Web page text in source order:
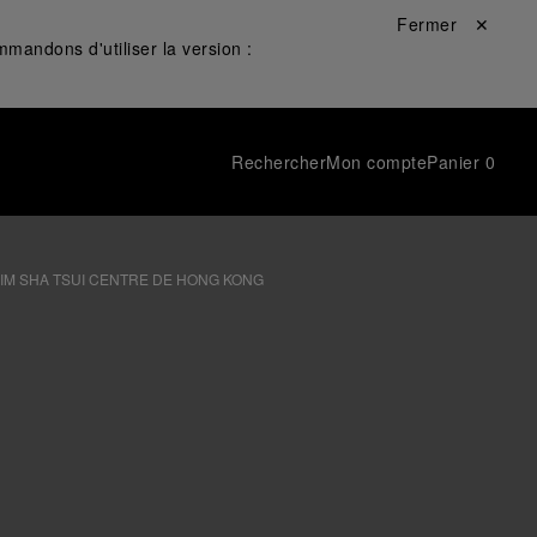
d'utiliser la version :
Fermer ✕
RechercherMon comptePanier 0
SHA TSUI CENTRE DE HONG KONG